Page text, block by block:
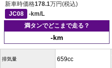
新車時価格178.1万円(税込)
JC08
-km/L
満タンでどこまで走る？
-km
排気量 659cc